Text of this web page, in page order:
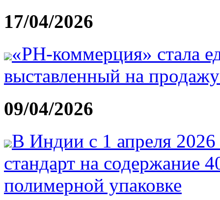
17/04/2026
«РН-коммерция» стала
выставленный на
09/04/2026
В Индии с 1 апреля 2026
стандарт на содержание
полимерной упаковке